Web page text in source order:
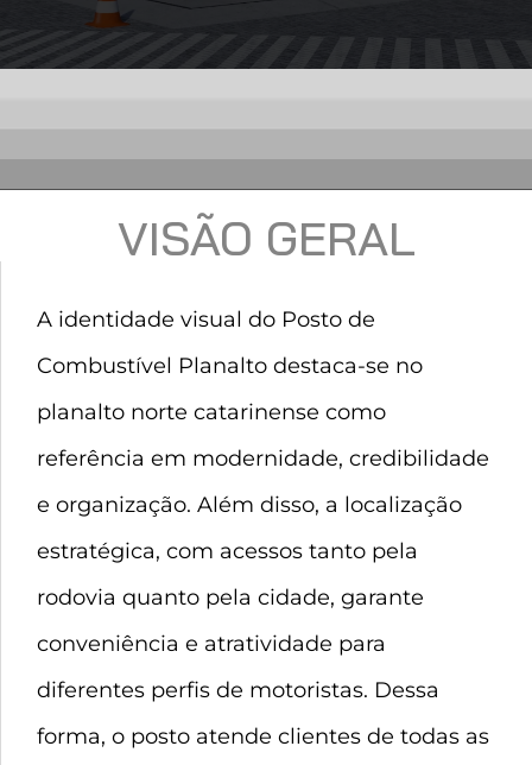
VISÃO GERAL
A identidade visual do Posto de
Combustível Planalto destaca-se no
planalto norte catarinense como
referência em modernidade, credibilidade
e organização. Além disso, a localização
estratégica, com acessos tanto pela
rodovia quanto pela cidade, garante
conveniência e atratividade para
diferentes perfis de motoristas. Dessa
forma, o posto atende clientes de todas as